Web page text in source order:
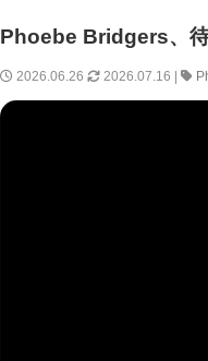
Phoebe Bridgers、
2026.06.26 2026.07.16 |